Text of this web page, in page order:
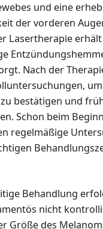
und eine
der vorderen
Lasertherapie
Nach der
bestätigen und
Schon beim
regelmäßige
Behandlung
nicht
Größe des